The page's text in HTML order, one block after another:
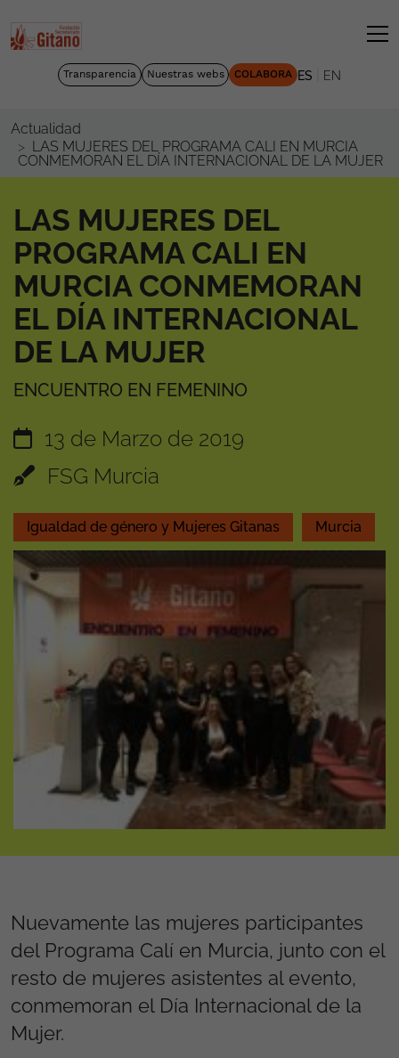
Transparencia Nuestras webs COLABORA ES EN
Actualidad
LAS MUJERES DEL PROGRAMA CALI EN MURCIA
CONMEMORAN EL DÍA INTERNACIONAL DE LA MUJER
LAS MUJERES DEL
PROGRAMA CALI EN
MURCIA CONMEMORAN
EL DÍA INTERNACIONAL
DE LA MUJER
ENCUENTRO EN FEMENINO
13 de Marzo de 2019
FSG Murcia
Igualdad de género y Mujeres Gitanas Murcia
Nuevamente las mujeres participantes
del Programa Calí en Murcia, junto con el
resto de mujeres asistentes al evento,
conmemoran el Día Internacional de la
Mujer.